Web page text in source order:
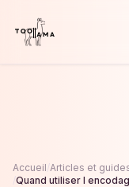
Accueil Articles et
Quand utiliser l